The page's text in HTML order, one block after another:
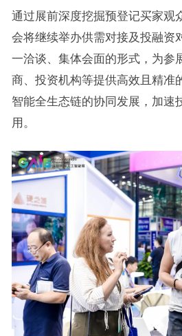
通过展前深度挖掘预登记买家观
会将继续举办供需对接及投融资
一洽谈、集体会面的形式，为参
商、投资机构等提供高效且精准
智能全生态链的协同发展，加速
用。